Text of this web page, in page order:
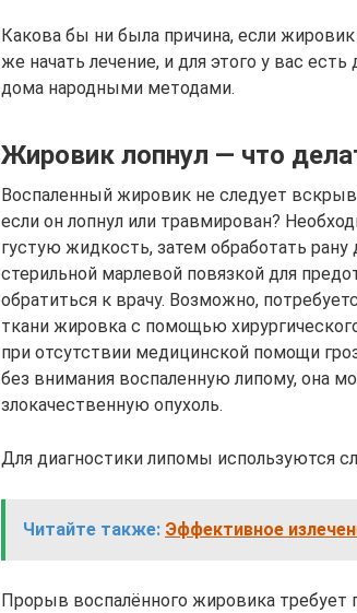
Какова бы ни была причина, если
же начать лечение, и для этого у вас
дома народными методами.
Жировик лопнул — что
Воспаленный жировик не следует
если он лопнул или травмирован?
густую жидкость, затем обработать
стерильной марлевой повязкой для
обратиться к врачу. Возможно,
ткани жировка с помощью
при отсутствии медицинской помощи
без внимания воспаленную липому, она
злокачественную опухоль.
Для диагностики липомы используются
Читайте также: Эффективное
Прорыв воспалённого жировика